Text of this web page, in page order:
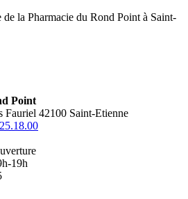
de la Pharmacie du Rond Point à Saint-
Point
Fauriel 42100 Saint-Etienne
19h